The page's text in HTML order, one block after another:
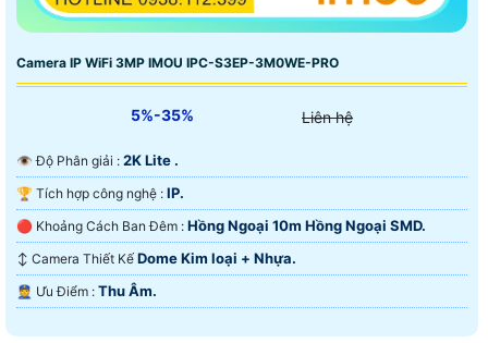
Camera IP WiFi 3MP IMOU IPC-S3EP-3M0WE-PRO
5%-35% Liên hệ
👁 Độ Phân giải : 2K Lite .
🏆 Tích hợp công nghệ : IP.
🔴 Khoảng Cách Ban Đêm : Hồng Ngoại 10m Hồng Ngoại SMD.
↕️ Camera Thiết Kế Dome Kim loại + Nhựa.
️👮 Ưu Điểm : Thu Âm.